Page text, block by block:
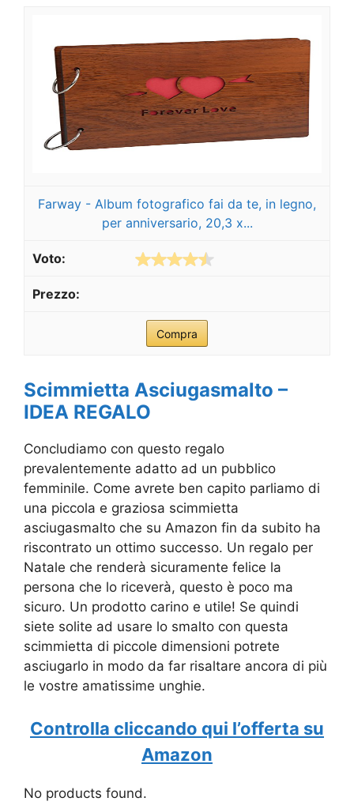
Farway - Album fotografico fai da te, in legno,
per anniversario, 20,3 x...
Compra
Scimmietta Asciugasmalto –
IDEA REGALO
Concludiamo con questo regalo
prevalentemente adatto ad un pubblico
femminile. Come avrete ben capito parliamo di
una piccola e graziosa scimmietta
asciugasmalto che su Amazon fin da subito ha
riscontrato un ottimo successo. Un regalo per
Natale che renderà sicuramente felice la
persona che lo riceverà, questo è poco ma
sicuro. Un prodotto carino e utile! Se quindi
siete solite ad usare lo smalto con questa
scimmietta di piccole dimensioni potrete
asciugarlo in modo da far risaltare ancora di più
le vostre amatissime unghie.
Controlla cliccando qui l’offerta su
Amazon
No products found.